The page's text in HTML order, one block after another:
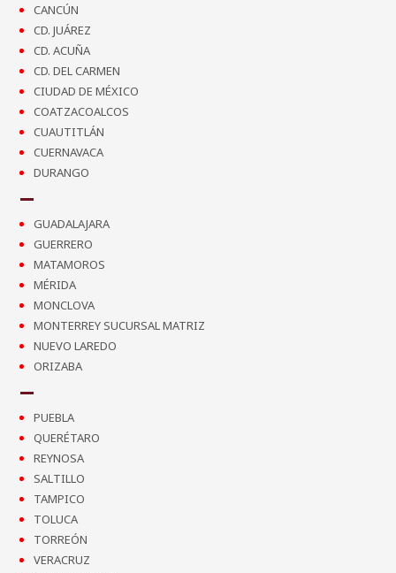
CANCÚN
CD. JUÁREZ
CD. ACUÑA
CD. DEL CARMEN
CIUDAD DE MÉXICO
COATZACOALCOS
CUAUTITLÁN
CUERNAVACA
DURANGO
GUADALAJARA
GUERRERO
MATAMOROS
MÉRIDA
MONCLOVA
MONTERREY SUCURSAL MATRIZ
NUEVO LAREDO
ORIZABA
PUEBLA
QUERÉTARO
REYNOSA
SALTILLO
TAMPICO
TOLUCA
TORREÓN
VERACRUZ